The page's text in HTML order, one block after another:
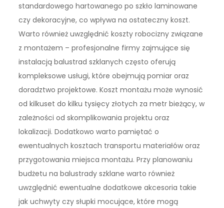
standardowego hartowanego po szkło laminowane
czy dekoracyjne, co wpływa na ostateczny koszt.
Warto również uwzględnić koszty robocizny związane
z montażem – profesjonalne firmy zajmujące się
instalacją balustrad szklanych często oferują
kompleksowe usługi, które obejmują pomiar oraz
doradztwo projektowe. Koszt montażu może wynosić
od kilkuset do kilku tysięcy złotych za metr bieżący, w
zależności od skomplikowania projektu oraz
lokalizacji. Dodatkowo warto pamiętać o
ewentualnych kosztach transportu materiałów oraz
przygotowania miejsca montażu. Przy planowaniu
budżetu na balustrady szklane warto również
uwzględnić ewentualne dodatkowe akcesoria takie
jak uchwyty czy słupki mocujące, które mogą